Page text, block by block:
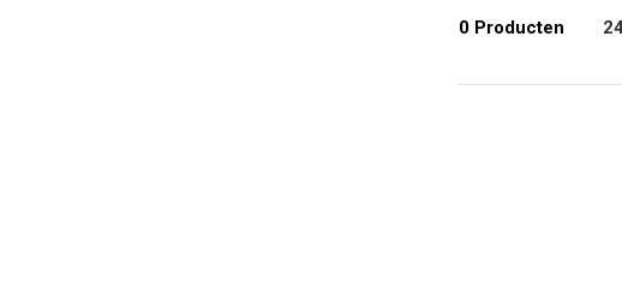
0 Producten